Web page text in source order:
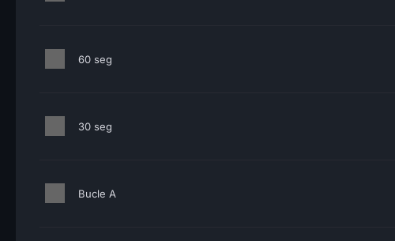
60 seg
30 seg
Bucle A